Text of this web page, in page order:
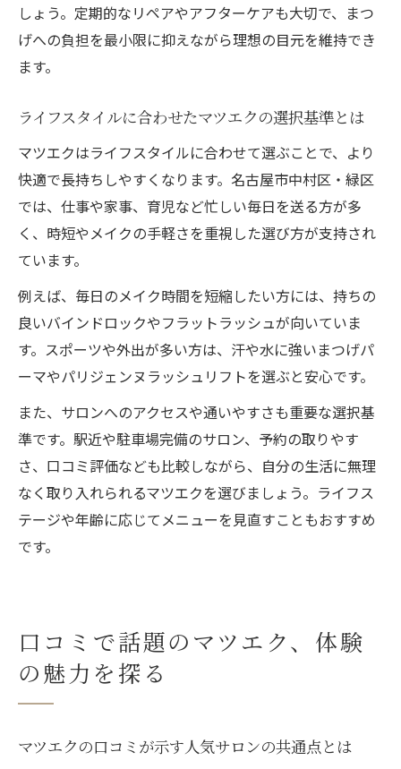
しょう。定期的なリペアやアフターケアも大切で、まつ
げへの負担を最小限に抑えながら理想の目元を維持でき
ます。
ライフスタイルに合わせたマツエクの選択基準とは
マツエクはライフスタイルに合わせて選ぶことで、より
快適で長持ちしやすくなります。名古屋市中村区・緑区
では、仕事や家事、育児など忙しい毎日を送る方が多
く、時短やメイクの手軽さを重視した選び方が支持され
ています。
例えば、毎日のメイク時間を短縮したい方には、持ちの
良いバインドロックやフラットラッシュが向いていま
す。スポーツや外出が多い方は、汗や水に強いまつげパ
ーマやパリジェンヌラッシュリフトを選ぶと安心です。
また、サロンへのアクセスや通いやすさも重要な選択基
準です。駅近や駐車場完備のサロン、予約の取りやす
さ、口コミ評価なども比較しながら、自分の生活に無理
なく取り入れられるマツエクを選びましょう。ライフス
テージや年齢に応じてメニューを見直すこともおすすめ
です。
口コミで話題のマツエク、体験
の魅力を探る
マツエクの口コミが示す人気サロンの共通点とは